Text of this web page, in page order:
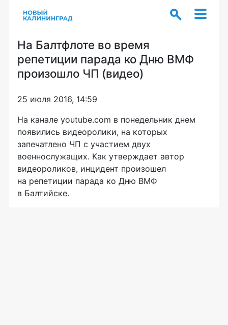
На Балтфлоте во время
репетиции парада ко Дню ВМФ
произошло ЧП (видео)
25 июля 2016, 14:59
На канале youtube.com в понедельник днем
появились видеоролики, на которых
запечатлено ЧП с участием двух
военнослужащих. Как утверждает автор
видеороликов, инцидент произошел
на репетиции парада ко Дню ВМФ
в Балтийске.